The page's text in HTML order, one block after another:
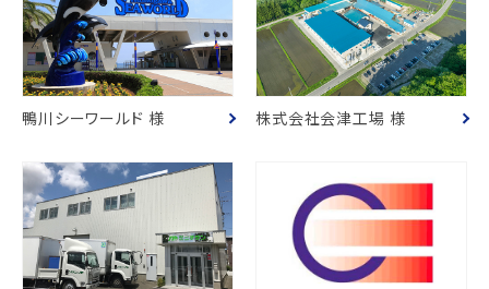
鴨川シーワールド 様 株式会社会津工場 様